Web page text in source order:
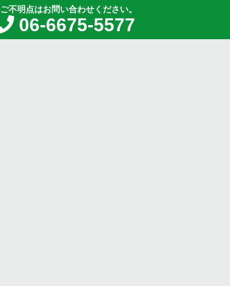
ご不明点はお問い合わせください。
06-6675-5577